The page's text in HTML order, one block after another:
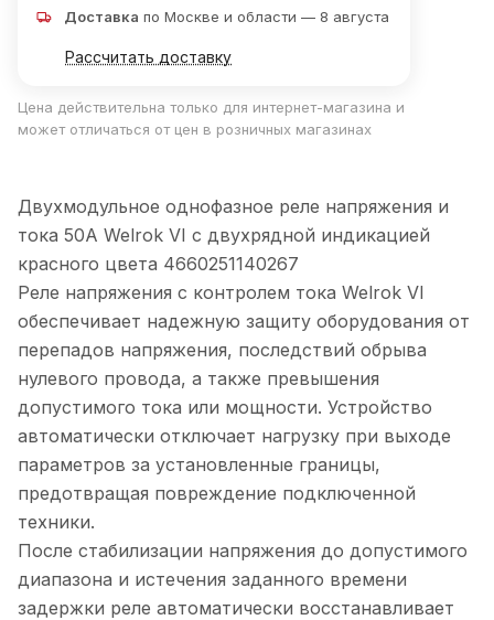
Доставка по Москве и области — 8 августа
Рассчитать доставку
Цена действительна только для интернет-магазина и
может отличаться от цен в розничных магазинах
Двухмодульное однофазное реле напряжения и
тока 50А Welrok VI с двухрядной индикацией
красного цвета 4660251140267
Реле напряжения с контролем тока Welrok VI
обеспечивает надежную защиту оборудования от
перепадов напряжения, последствий обрыва
нулевого провода, а также превышения
допустимого тока или мощности. Устройство
автоматически отключает нагрузку при выходе
параметров за установленные границы,
предотвращая повреждение подключенной
техники.
После стабилизации напряжения до допустимого
диапазона и истечения заданного времени
задержки реле автоматически восстанавливает